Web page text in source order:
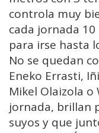
controla muy
cada jornada
para irse hasta
No se quedan
Eneko Errasti,
Mikel Olaizola
jornada, brillan
suyos y que